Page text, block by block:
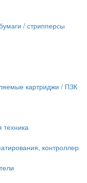
/ стрипперсы
картриджи / ПЗК
контроллер